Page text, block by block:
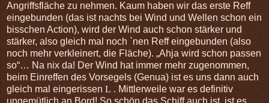
Angriffsfläche zu nehmen. Kaum haben wir das erste Reff
eingebunden (das ist nachts bei Wind und Wellen schon ein
bisschen Action), wird der Wind auch schon stärker und
stärker, also gleich mal noch `nen Reff eingebunden (also
noch mehr verkleinert, die Fläche). „Ahja wird schon passen
so“… Na nix da! Der Wind hat immer mehr zugenommen,
beim Einreffen des Vorsegels (Genua) ist es uns dann auch
gleich mal eingerissen L . Mittlerweile war es definitiv